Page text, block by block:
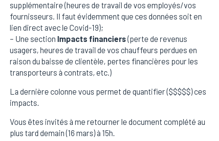
supplémentaire (heures de travail de vos employés/vos
fournisseurs. Il faut évidemment que ces données soit en
lien direct avec le Covid-19);
– Une section Impacts financiers(perte de revenus
usagers, heures de travail de vos chauffeurs perdues en
raison du baisse de clientèle, pertes financières pour les
transporteurs à contrats, etc.)
La dernière colonne vous permet de quantifier ($$$$$) ces
impacts.
Vous êtes invités à me retourner le document complété au
plus tard demain (16 mars) à 15h.